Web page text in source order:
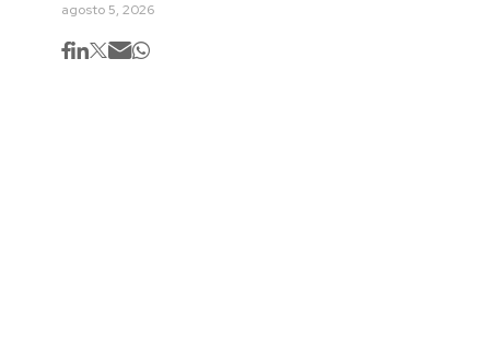
agosto 5, 2026